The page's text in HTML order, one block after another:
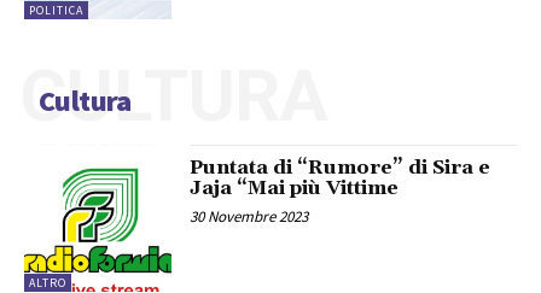
POLITICA
Cultura
CULTURA
ALTRO
Puntata di “Rumore” di Sira e
Jaja “Mai più Vittime
30 Novembre 2023